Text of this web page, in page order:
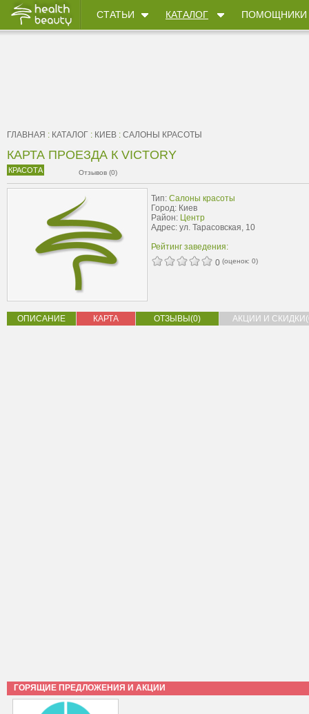
СТАТЬИ КАТАЛОГ ПОМОЩНИКИ
ГЛАВНАЯ : КАТАЛОГ : КИЕВ : САЛОНЫ КРАСОТЫ
КАРТА ПРОЕЗДА К VICTORY
КРАСОТА Отзывов (0)
Тип: Салоны красоты
Город: Киев
Район: Центр
Адрес: ул. Тарасовская, 10
Рейтинг заведения:
0 (оценок: 0)
ОПИСАНИЕ КАРТА ОТЗЫВЫ(0) АКЦИИ И
ГОРЯЩИЕ ПРЕДЛОЖЕНИЯ И АКЦИИ